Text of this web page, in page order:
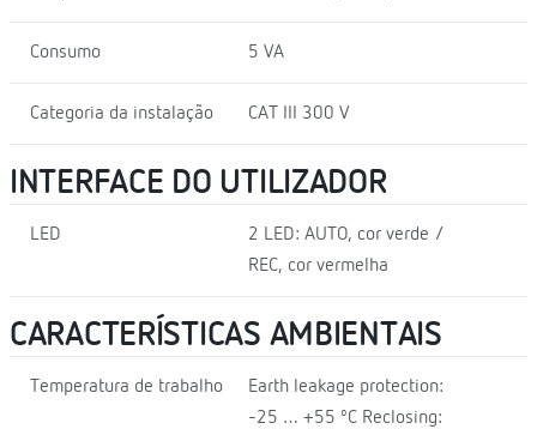
Consumo 5 VA
Categoria da instalação CAT III 300 V
INTERFACE DO UTILIZADOR
LED
2 LED: AUTO, cor verde /
REC, cor vermelha
CARACTERÍSTICAS AMBIENTAIS
Temperatura de trabalho
Earth leakage protection:
-25 … +55 ºC Reclosing: